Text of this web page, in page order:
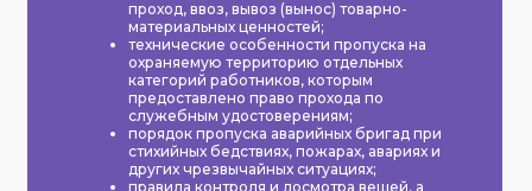
проход, ввоз, вывоз (вынос) товарно-
материальных ценностей;
технические особенности пропуска на
охраняемую территорию отдельных
категорий работников, которым
предоставлено право прохода по
служебным удостоверениям;
порядок пропуска аварийных бригад при
стихийных бедствиях, пожарах, авариях и
других чрезвычайных ситуациях;
правила контроля и досмотра вещей, а